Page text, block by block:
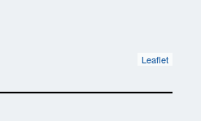
Leaflet